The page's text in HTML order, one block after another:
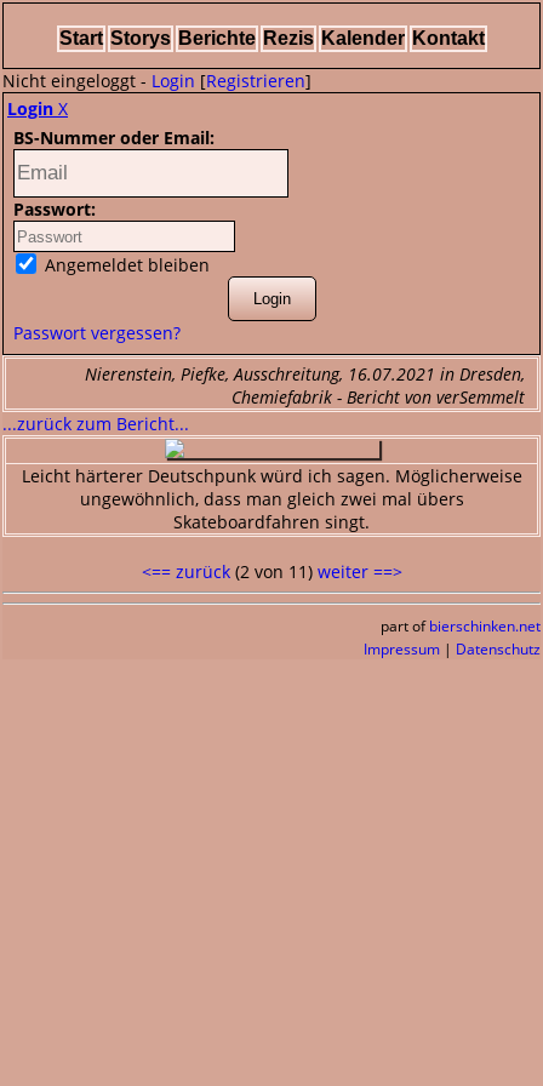
Start Storys Berichte Rezis Kalender Kontakt
Nicht eingeloggt - Login [Registrieren]
Login X
BS-Nummer oder Email:
Passwort:
Angemeldet bleiben
Passwort vergessen?
Nierenstein, Piefke, Ausschreitung, 16.07.2021 in Dresden,
Chemiefabrik - Bericht von verSemmelt
...zurück zum Bericht...
Leicht härterer Deutschpunk würd ich sagen. Möglicherweise
ungewöhnlich, dass man gleich zwei mal übers
Skateboardfahren singt.
<== zurück(2 von 11) weiter ==>
part of bierschinken.net
Impressum | Datenschutz